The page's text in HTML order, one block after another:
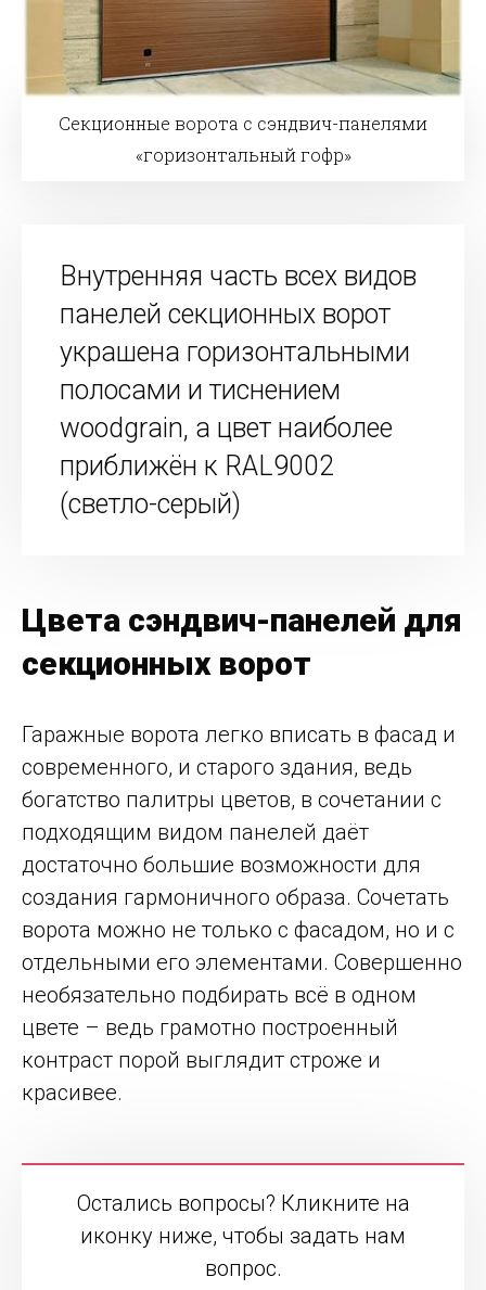
Секционные ворота с сэндвич-панелями
«горизонтальный гофр»
Внутренняя часть всех видов
панелей секционных ворот
украшена горизонтальными
полосами и тиснением
woodgrain, а цвет наиболее
приближён к RAL9002
(светло-серый)
Цвета сэндвич-панелей для
секционных ворот
Гаражные ворота легко вписать в фасад и
современного, и старого здания, ведь
богатство палитры цветов, в сочетании с
подходящим видом панелей даёт
достаточно большие возможности для
создания гармоничного образа. Сочетать
ворота можно не только с фасадом, но и с
отдельными его элементами. Совершенно
необязательно подбирать всё в одном
цвете – ведь грамотно построенный
контраст порой выглядит строже и
красивее.
Остались вопросы? Кликните на
иконку ниже, чтобы задать нам
вопрос.